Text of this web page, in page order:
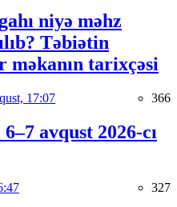
niyə məhz
Təbiətin
məkanın tarixçəsi
17:07 366
avqust 2026-cı
327